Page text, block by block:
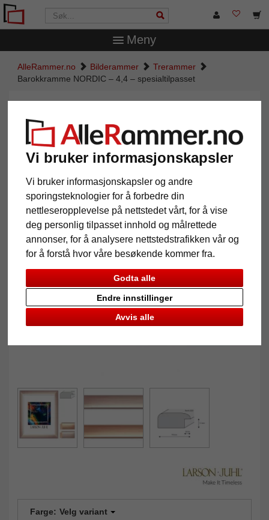
Vi bruker informasjonskapsler
Vi bruker informasjonskapsler og andre
sporingsteknologier for å forbedre din
nettleseropplevelse på nettstedet vårt, for å vise
deg personlig tilpasset innhold og målrettede
annonser, for å analysere nettstedstrafikken vår og
for å forstå hvor våre besøkende kommer fra.
Godta alle
Avvis alle
Endre innstillinger
Meny
AlleRammer.no Bilderammer
Trerammer
Barokkramme NORDIC – 4,4 – spesialtilpasset
Barokkramme NORDIC – 4,4 –
spesialtilpasset
Tilbake
Farge: Velg variant